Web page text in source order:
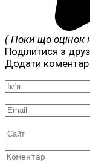
( Поки що оцінок
Поділитися з
Додати коментар
Ім'я
Email
Сайт
Коментар